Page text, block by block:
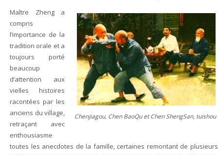
Chenjiagou, Chen BaoQu et Chen ShengSan, tuishou
Maître Zheng a
compris
l’importance de la
tradition orale et a
toujours porté
beaucoup
d’attention aux
vielles histoires
racontées par les
anciens du village,
retraçant avec
enthousiasme
toutes les anecdotes de la famille, certaines remontant de plusieurs